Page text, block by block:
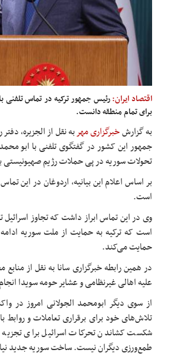
اقتصاد ایران:رئیس جمهور ترکیه در تماس تلفنی
برای تمام منطقه دانست.
به گزارشخبرگزاری مهربه نقل از الجزیره،
جمهور این کشور در گفتگوی تلفنی با ابومحمد
تحولات سوریه در پی حملات رژیم صهیونیستی
بر اساس اعلام این بیانیه، اردوغان در این
است.
وی در این تماس ابراز داشت که تجاوز
است که ترکیه به حمایت از ملت سوریه
حمایت می‌کند.
در همین رابطه خبرگزاریسانابه نقل از منابع
علیه اهالی غیرنظامی و عشایر حومه سویدا
از سوی دیگر ابومحمد الجولانی امروز در
تلاش‌های خود برای برقراری تعاملات و روابط
شکست کشاندن تحرکات اسرائیل برای
طمع‌ورزی دیگران نیست. ساخت سوریه جدید